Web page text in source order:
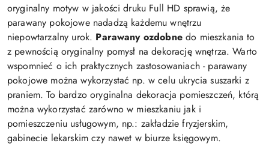
oryginalny motyw w jakości druku Full HD sprawią, że
parawany pokojowe nadadzą każdemu wnętrzu
niepowtarzalny urok. Parawany ozdobnedo mieszkania to
z pewnością oryginalny pomysł na dekorację wnętrza. Warto
wspomnieć o ich praktycznych zastosowaniach - parawany
pokojowe można wykorzystać np. w celu ukrycia suszarki z
praniem. To bardzo oryginalna dekoracja pomieszczeń, którą
można wykorzystać zarówno w mieszkaniu jak i
pomieszczeniu usługowym, np.: zakładzie fryzjerskim,
gabinecie lekarskim czy nawet w biurze księgowym.